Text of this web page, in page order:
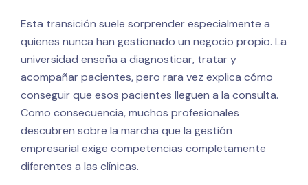
Esta transición suele sorprender especialmente a
quienes nunca han gestionado un negocio propio. La
universidad enseña a diagnosticar, tratar y
acompañar pacientes, pero rara vez explica cómo
conseguir que esos pacientes lleguen a la consulta.
Como consecuencia, muchos profesionales
descubren sobre la marcha que la gestión
empresarial exige competencias completamente
diferentes a las clínicas.